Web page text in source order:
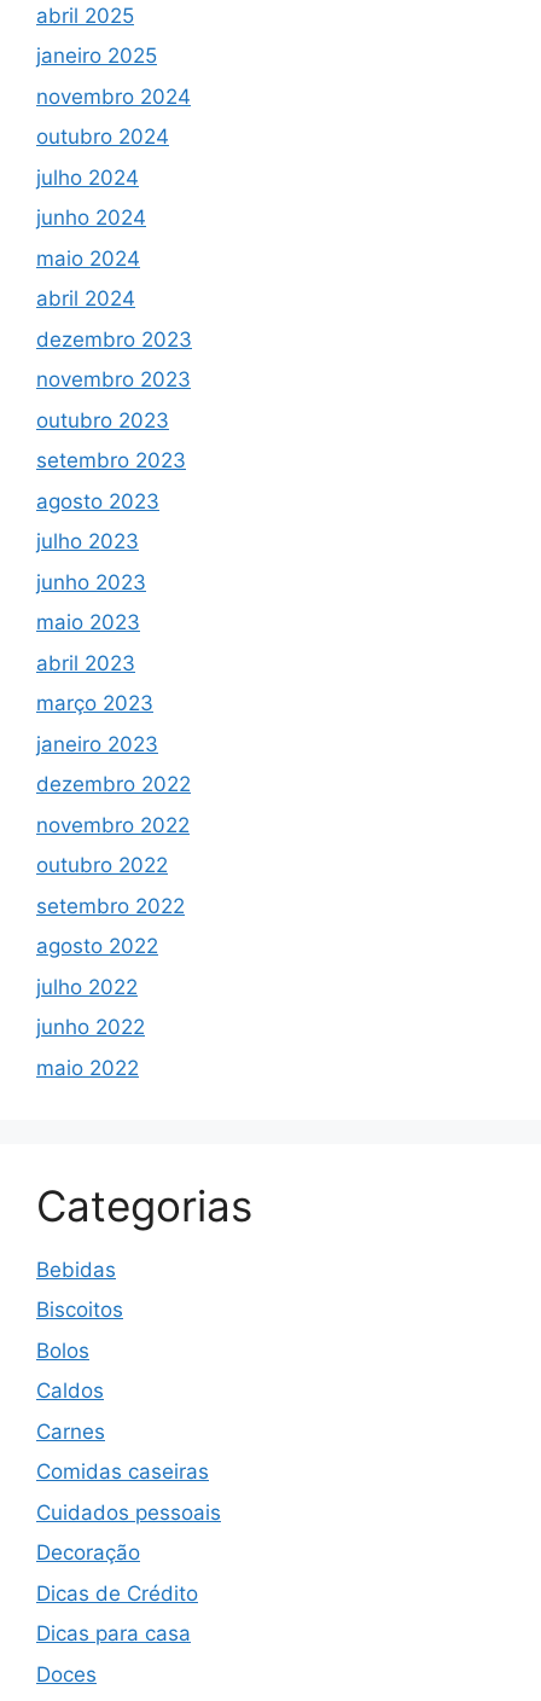
abril 2025
janeiro 2025
novembro 2024
outubro 2024
julho 2024
junho 2024
maio 2024
abril 2024
dezembro 2023
novembro 2023
outubro 2023
setembro 2023
agosto 2023
julho 2023
junho 2023
maio 2023
abril 2023
março 2023
janeiro 2023
dezembro 2022
novembro 2022
outubro 2022
setembro 2022
agosto 2022
julho 2022
junho 2022
maio 2022
Categorias
Bebidas
Biscoitos
Bolos
Caldos
Carnes
Comidas caseiras
Cuidados pessoais
Decoração
Dicas de Crédito
Dicas para casa
Doces